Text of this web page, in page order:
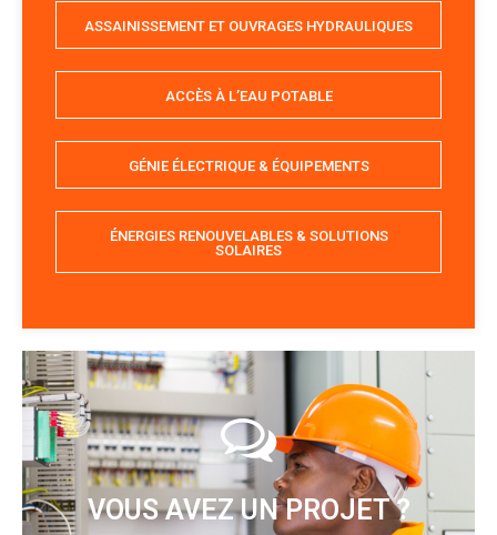
ASSAINISSEMENT ET OUVRAGES HYDRAULIQUES
ACCÈS À L’EAU POTABLE
GÉNIE ÉLECTRIQUE & ÉQUIPEMENTS
ÉNERGIES RENOUVELABLES & SOLUTIONS
SOLAIRES
VOUS AVEZ UN PROJET ?